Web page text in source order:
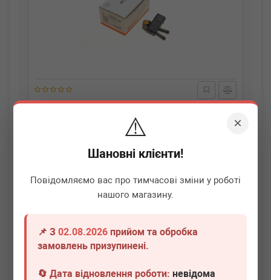
×
⚠️
Шановні клієнти!
Повідомляємо вас про тимчасові зміни у роботі
нашого магазину.
📌 З02.08.2026 прийом та обробка
замовлень призупинені.
🔄 Дата відновлення роботи:невідома
BOGAP C6121102
Датчик тиску вихлопних газових MB Sprinter
Термін 1 дн.
550
В кошик